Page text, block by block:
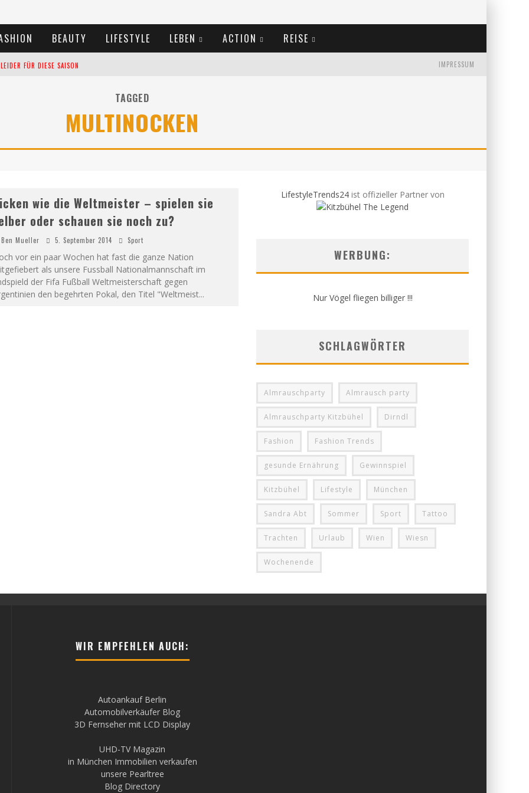
BEAUTY LIFESTYLE LEBEN ACTION REISE
FÜR DIESE SAISON IMPRESSUM
TAGGED
MULTINOCKEN
wie die Weltmeister – spielen sie
oder schauen sie noch zu?
Ben Mueller 5. September 2014 Sport
vor ein paar Wochen hat fast die ganze Nation
als unsere Fussball Nationalmannschaft im
der Fifa Fußball Weltmeisterschaft gegen
den begehrten Pokal, den Titel "Weltmeist...
LifestyleTrends24ist offizieller Partner von
WERBUNG:
Nur Vögel fliegen billiger !!!
SCHLAGWÖRTER
Almrauschparty Almrausch party
Almrauschparty Kitzbühel Dirndl
Fashion Fashion Trends
gesunde Ernährung Gewinnspiel
Kitzbühel Lifestyle München
Sandra Abt Sommer Sport Tattoo
Trachten Urlaub Wien Wiesn
Wochenende
WIR EMPFEHLEN AUCH:
Autoankauf Berlin
Automobilverkäufer Blog
3D Fernseher mit LCD Display
UHD-TV Magazin
in München Immobilien verkaufen
unsere Pearltree
Blog Directory